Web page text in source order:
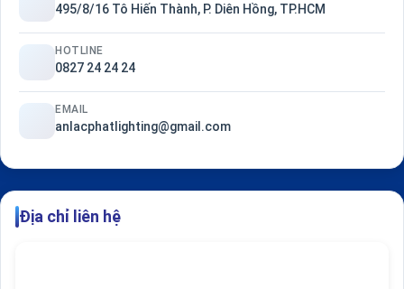
495/8/16 Tô Hiến Thành, P. Diên Hồng, TP.HCM
HOTLINE
0827 24 24 24
EMAIL
anlacphatlighting@gmail.com
Địa chỉ liên hệ